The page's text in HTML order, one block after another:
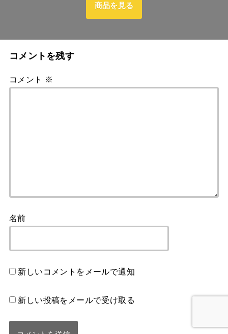
商品を見る
コメントを残す
コメント ※
名前
新しいコメントをメールで通知
新しい投稿をメールで受け取る